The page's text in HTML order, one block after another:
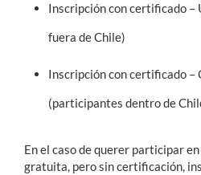
Inscripción con certificado
fuera de Chile)
Inscripción con certificado –
(participantes dentro de
En el caso de querer participar
gratuita, pero sin certificación,